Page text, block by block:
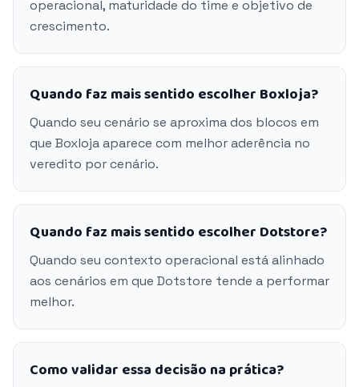
operacional, maturidade do time e objetivo de
crescimento.
Quando faz mais sentido escolher Boxloja?
Quando seu cenário se aproxima dos blocos em
que Boxloja aparece com melhor aderência no
veredito por cenário.
Quando faz mais sentido escolher Dotstore?
Quando seu contexto operacional está alinhado
aos cenários em que Dotstore tende a performar
melhor.
Como validar essa decisão na prática?